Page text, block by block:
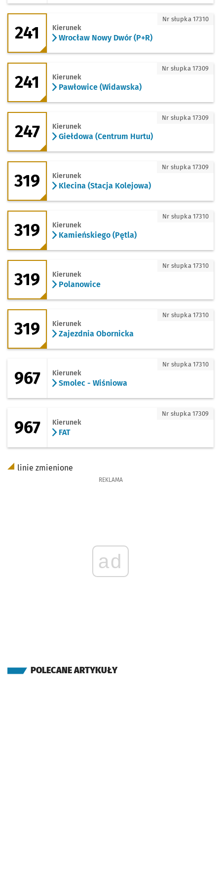
241 - kierunek Wrocław Nowy Dwór
241 Kierunek
Wrocław Nowy Dwór (P+R)
Nr słupka 17310
241 - kierunek Pawłowice (Widawska)
241 Kierunek
Pawłowice (Widawska)
Nr słupka 17309
247 - kierunek Giełdowa (Centrum
247 Kierunek
Giełdowa (Centrum Hurtu)
Nr słupka 17309
319 - kierunek Klecina (Stacja
319 Kierunek
Klecina (Stacja Kolejowa)
Nr słupka 17309
319 - kierunek Kamieńskiego (Pętla)
319 Kierunek
Kamieńskiego (Pętla)
Nr słupka 17310
319 - kierunek Polanowice
319 Kierunek
Polanowice
Nr słupka 17310
319 - kierunek Zajezdnia Obornicka
319 Kierunek
Zajezdnia Obornicka
Nr słupka 17310
967 - kierunek Smolec - Wiśniowa
967 Kierunek
Smolec - Wiśniowa
Nr słupka 17310
967 Kierunek
FAT
Nr słupka 17309
linie zmienione
REKLAMA
ad
POLECANE ARTYKUŁY